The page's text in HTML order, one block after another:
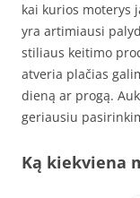
kai kurios moterys
yra artimiausi
stiliaus keitimo
atveria plačias
dieną ar progą.
geriausiu
Ką kiekviena